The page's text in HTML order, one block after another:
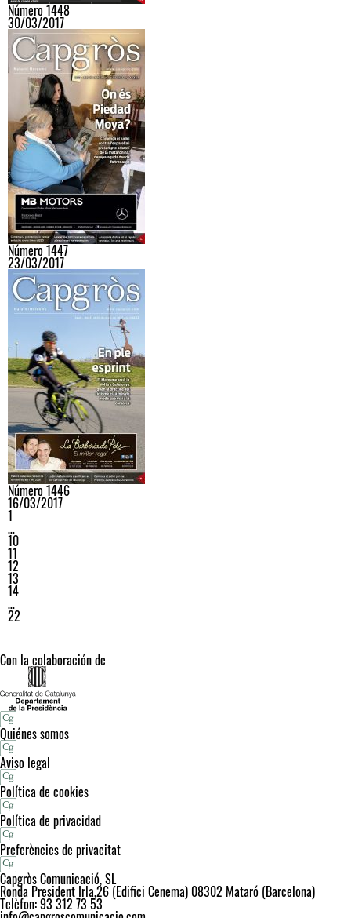
Número 1448
30/03/2017
Número 1447
23/03/2017
Número 1446
16/03/2017
1
…
10
11
12
13
14
…
22
Con la colaboración de
Quiénes somos
Aviso legal
Política de cookies
Política de privacidad
Preferències de privacitat
Capgròs Comunicació, SL
Ronda President Irla,26 (Edifici Cenema) 08302 Mataró (Barcelona)
Telèfon: 93 312 73 53